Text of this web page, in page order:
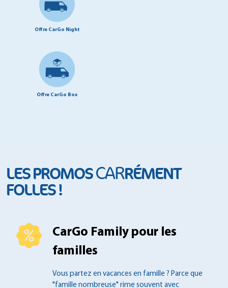
Offre CarGo Night
Offre CarGo Box
LES PROMOSCARRÉMENT
FOLLES !
CarGo Family pour les
familles
Vous partez en vacances en famille ? Parce que
"famille nombreuse" rime souvent avec